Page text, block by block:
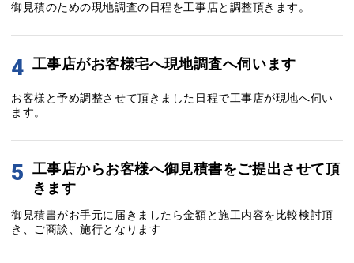
御見積のための現地調査の日程を工事店と調整頂きます。
4 工事店がお客様宅へ現地調査へ伺います
お客様と予め調整させて頂きました日程で工事店が現地へ伺い
ます。
5 工事店からお客様へ御見積書をご提出させて頂
きます
御見積書がお手元に届きましたら金額と施工内容を比較検討頂
き、ご商談、施行となります